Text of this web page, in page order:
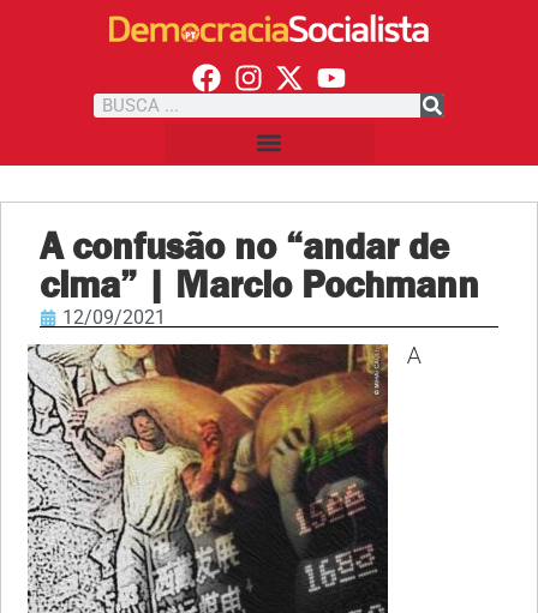
A confusão no “andar de
cima” | Marcio Pochmann
12/09/2021
A